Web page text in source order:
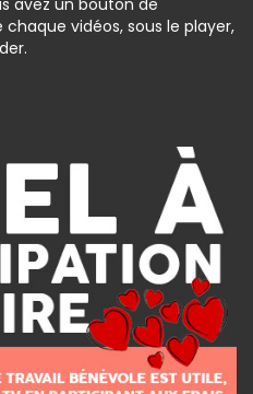
avez un bouton de
vidéos, sous le player,